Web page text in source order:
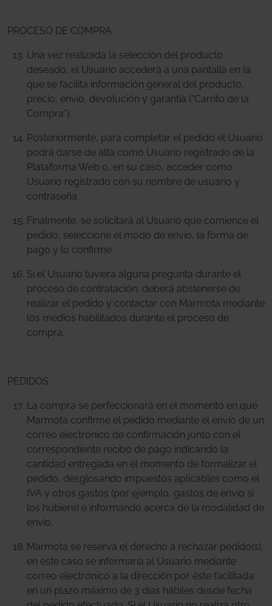
PROCESO DE COMPRA
Una vez realizada la selección del producto
deseado, el Usuario accederá a una pantalla en la
que se facilita información general del producto,
precio, envío, devolución y garantía (“Carrito de la
Compra”).
Posteriormente, para completar el pedido el Usuario
podrá darse de alta como Usuario registrado de la
Plataforma Web o, en su caso, acceder como
Usuario registrado con su nombre de usuario y
contraseña.
Finalmente, se solicitará al Usuario que comience el
pedido, seleccione el modo de envío, la forma de
pago y lo confirme.
Si el Usuario tuviera alguna pregunta durante el
proceso de contratación, deberá abstenerse de
realizar el pedido y contactar con Marmota mediante
los medios habilitados durante el proceso de
compra.
PEDIDOS
La compra se perfeccionará en el momento en que
Marmota confirme el pedido mediante el envío de un
correo electrónico de confirmación junto con el
correspondiente recibo de pago indicando la
cantidad entregada en el momento de formalizar el
pedido, desglosando impuestos aplicables como el
IVA y otros gastos (por ejemplo, gastos de envío si
los hubiere) e informando acerca de la modalidad de
envío.
Marmota se reserva el derecho a rechazar pedido(s),
en este caso se informaría al Usuario mediante
correo electrónico a la dirección por éste facilitada
en un plazo máximo de 3 días hábiles desde fecha